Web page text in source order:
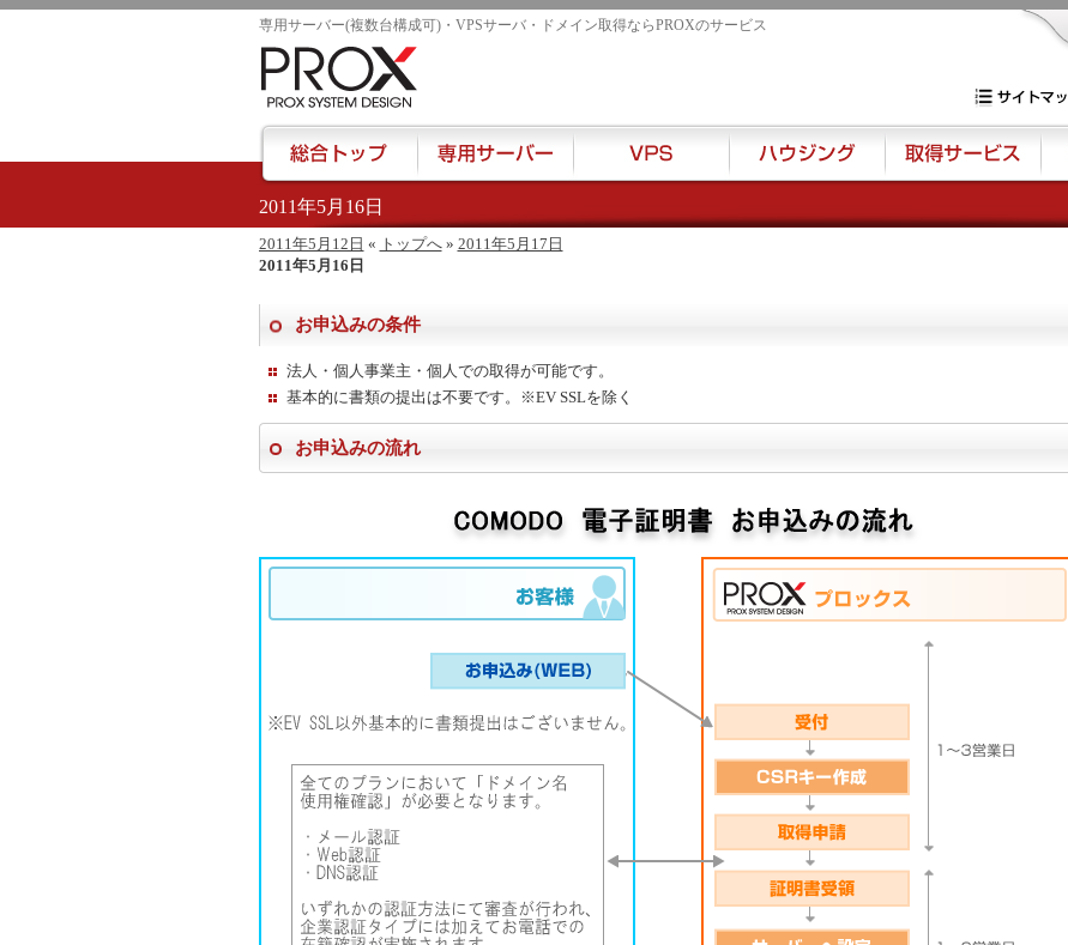
2011年5月16日
専用サーバー(複数台構成可)・VPSサーバ・ドメイン取得ならPROXのサービス
2011年5月12日 « トップへ» 2011年5月17日
2011年5月16日
お申込みの条件
法人・個人事業主・個人での取得が可能です。
基本的に書類の提出は不要です。※EV SSLを除く
お申込みの流れ
href="/">